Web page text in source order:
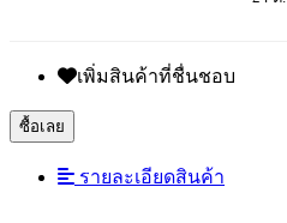
เพิ่มสินค้าที่ชื่นชอบ
ซื้อเลย
รายละเอียดสินค้า